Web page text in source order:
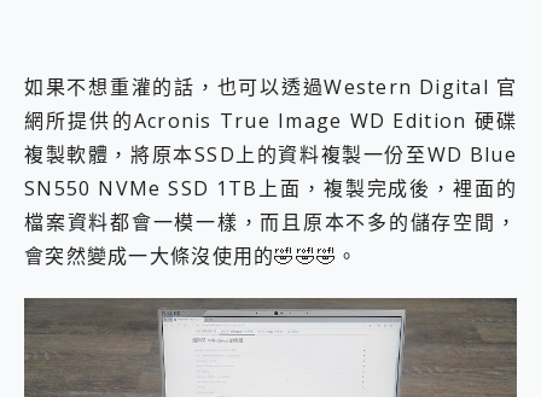
如果不想重灌的話，也可以透過Western Digital 官
網所提供的Acronis True Image WD Edition 硬碟
複製軟體，將原本SSD上的資料複製一份至WD Blue
SN550 NVMe SSD 1TB上面，複製完成後，裡面的
檔案資料都會一模一樣，而且原本不多的儲存空間，
會突然變成一大條沒使用的🤣🤣🤣。